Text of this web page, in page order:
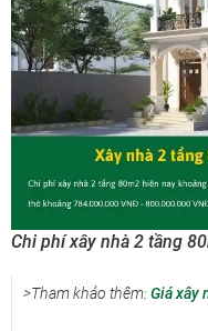
Chi phí xây nhà 2 tầng
>Tham khảo thêm:Giá xây